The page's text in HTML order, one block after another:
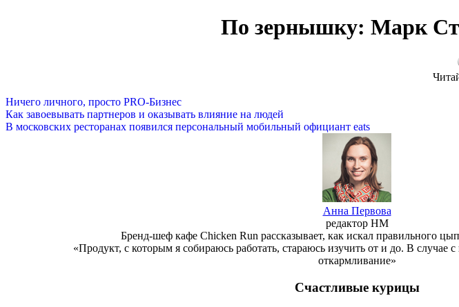
По зернышку: Марк
Ничего личного, просто PRO-Бизнес
Как завоевывать партнеров и оказывать влияние на людей
В московских ресторанах появился персональный мобильный официант eats
Анна Первова
редактор HM
Бренд-шеф кафе Chiсken Run рассказывает, как искал правильного
«Продукт, с которым я собираюсь работать, стараюсь изучить от и до. В случае
откармливание»
Счастливые курицы